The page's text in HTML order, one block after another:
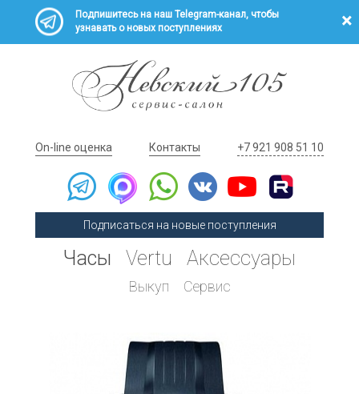
Подпишитесь на наш Telegram-канал, чтобы
узнавать о новых поступлениях
On-line оценка Контакты +7 921 908 51 10
Подписаться на новые поступления
Часы Vertu Аксессуары
Выкуп Сервис